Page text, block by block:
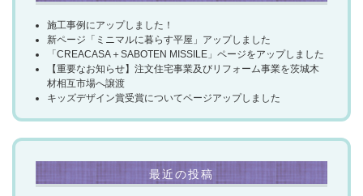
施工事例にアップしました！
新ページ「ミニマルに暮らす平屋」アップしました
「CREACASA＋SABOTEN MISSILE」ページをアップしました
【重要なお知らせ】注文住宅事業及びリフォーム事業を茨城木
材相互市場へ譲渡
キッズデザイン賞受賞についてページアップしました
最近の投稿